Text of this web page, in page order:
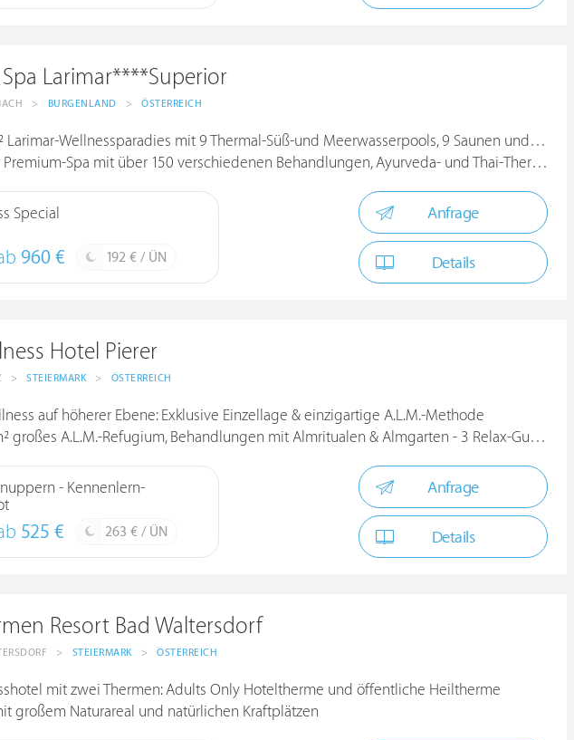
Larimar****Superior
> BURGENLAND > ÖSTERREICH
Wellnessparadies mit 9 Thermal-Süß-und Meerwasserpools, 9 Saunen und 9 Ruhebereichen
Spa mit über 150 verschiedenen Behandlungen, Ayurveda- und Thai-Therapeuten, etc.
Special
960 € 192 € / ÜN
Anfrage
Details
Hotel Pierer
> STEIERMARK > ÖSTERREICH
auf höherer Ebene: Exklusive Einzellage & einzigartige A.L.M.-Methode
großes A.L.M.-Refugium, Behandlungen mit Almritualen & Almgarten - 3 Relax-Guide-Lilien
- Kennenlern-
525 € 263 € / ÜN
Anfrage
Details
Resort Bad Waltersdorf
> STEIERMARK > ÖSTERREICH
mit zwei Thermen: Adults Only Hoteltherme und öffentliche Heiltherme
großem Naturareal und natürlichen Kraftplätzen